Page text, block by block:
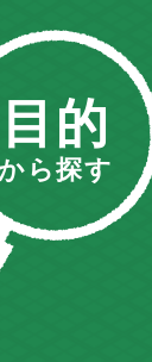
目的
から探す